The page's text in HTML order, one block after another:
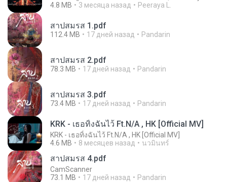
4.8 MB
3 месяца назад Peeraya L.
สาปสมรส 1.pdf
112.4 MB 17 дней назад Pandarin
สาปสมรส 2.pdf
78.3 MB 17 дней назад Pandarin
สาปสมรส 3.pdf
73.4 MB 17 дней назад Pandarin
KRK - เธอทิ้งฉันไว้ Ft.N/A , HK [Official MV]
KRK - เธอทิ้งฉันไว้ Ft.N/A , HK [Official MV]
4.6 MB
8 месяцев назад นวมินทร์
สาปสมรส 4.pdf
CamScanner
73.1 MB
17 дней назад Pandarin